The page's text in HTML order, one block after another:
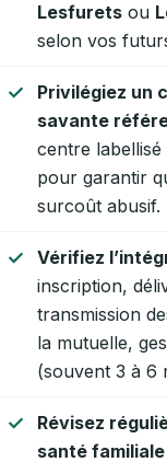
Lesfurets ou
selon vos
Privilégiez un
savante
centre labellisé
pour garantir
surcoût abusif.
Vérifiez
inscription,
transmission
la mutuelle,
(souvent 3 à 6
Révisez
santé familiale